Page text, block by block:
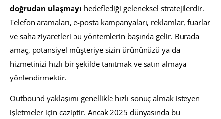
doğrudan ulaşmayı hedeflediği geleneksel stratejilerdir.
Telefon aramaları, e-posta kampanyaları, reklamlar, fuarlar
ve saha ziyaretleri bu yöntemlerin başında gelir. Burada
amaç, potansiyel müşteriye sizin ürününüzü ya da
hizmetinizi hızlı bir şekilde tanıtmak ve satın almaya
yönlendirmektir.
Outbound yaklaşımı genellikle hızlı sonuç almak isteyen
işletmeler için caziptir. Ancak 2025 dünyasında bu